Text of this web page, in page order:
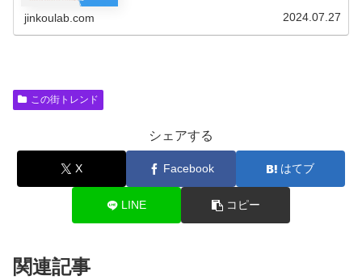
jinkoulab.com 2024.07.27
この街トレンド
シェアする
X Facebook はてブ
LINE コピー
関連記事